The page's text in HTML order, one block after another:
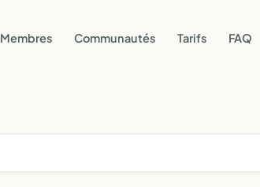
Membres Communautés Tarifs FAQ